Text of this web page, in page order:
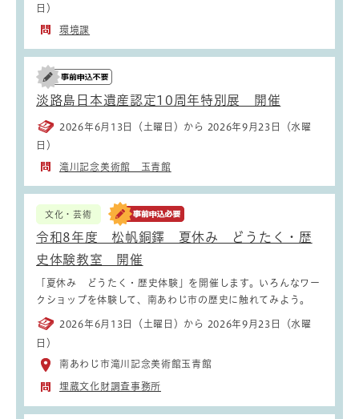
日）
環境課
淡路島日本遺産認定10周年特別展 開催
2026年6月13日（土曜日）から 2026年9月23日（水曜
日）
滝川記念美術館 玉青館
文化・芸術
令和8年度 松帆銅鐸 夏休み どうたく・歴
史体験教室 開催
「夏休み どうたく・歴史体験」を開催します。いろんなワー
クショップを体験して、南あわじ市の歴史に触れてみよう。
2026年6月13日（土曜日）から 2026年9月23日（水曜
日）
南あわじ市滝川記念美術館玉青館
埋蔵文化財調査事務所